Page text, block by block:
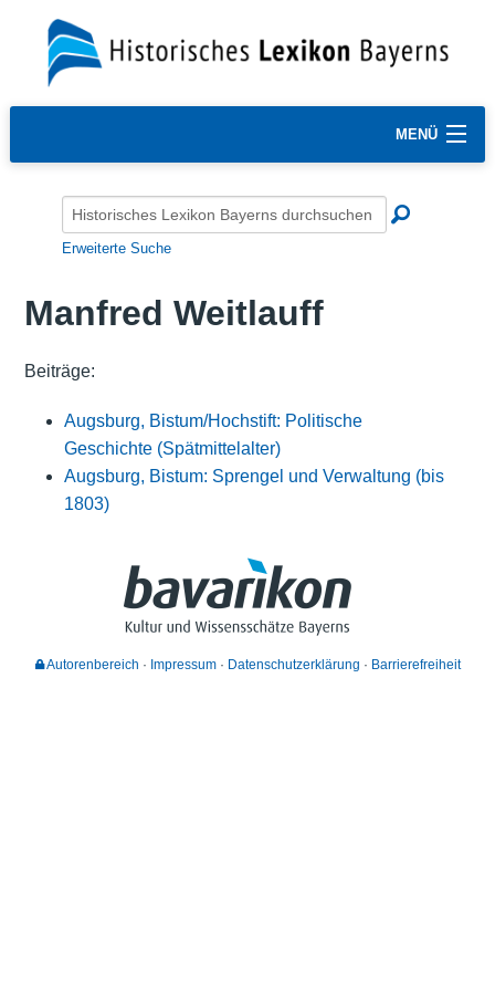
MENÜ
Erweiterte Suche
Manfred Weitlauff
Beiträge:
Augsburg, Bistum/Hochstift: Politische
Geschichte (Spätmittelalter)
Augsburg, Bistum: Sprengel und Verwaltung (bis
1803)
Autorenbereich Impressum Datenschutzerklärung Barrierefreiheit